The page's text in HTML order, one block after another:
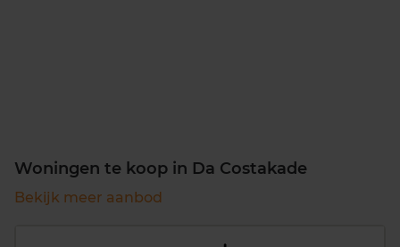
Woningen te koop in Da Costakade
Bekijk meer aanbod